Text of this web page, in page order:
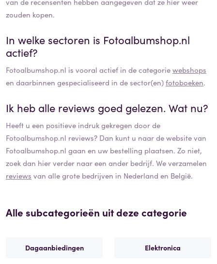
zouden kopen.
In welke sectoren is Fotoalbumshop.nl
actief?
Fotoalbumshop.nl is vooral actief in de categoriewebshops
en daarbinnen gespecialiseerd in de sector(en)fotoboeken.
Ik heb alle reviews goed gelezen. Wat nu?
Heeft u een positieve indruk gekregen door de
Fotoalbumshop.nl reviews? Dan kunt u naar de website van
Fotoalbumshop.nl gaan en uw bestelling plaatsen. Zo niet,
zoek dan hier verder naar een ander bedrijf. We verzamelen
reviews van alle grote bedrijven in Nederland en België.
Alle subcategorieën uit deze categorie
Dagaanbiedingen Elektronica